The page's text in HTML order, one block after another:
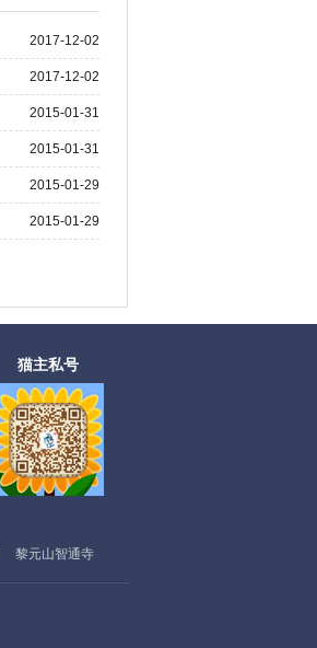
2017-12-02
2017-12-02
2015-01-31
2015-01-31
2015-01-29
2015-01-29
猫主私号
黎元山智通寺